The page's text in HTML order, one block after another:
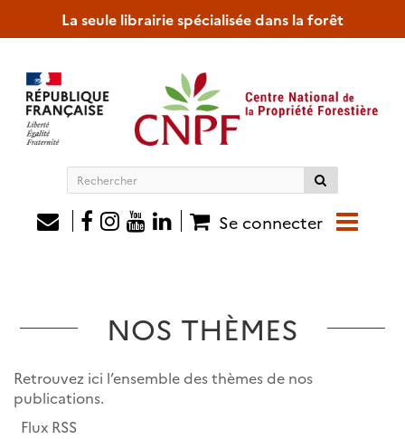
La seule librairie spécialisée dans la forêt
Rechercher
siteSe connecter
NOS THÈMES
Retrouvez ici l’ensemble des thèmes de nos
publications.
Flux RSS